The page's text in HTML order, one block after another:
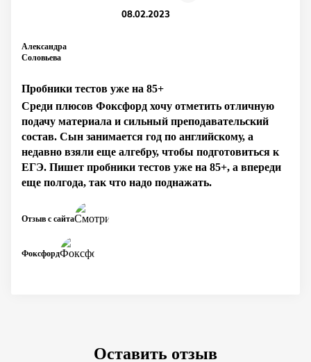
Александра
Соловьева
08.02.2023
Пробники тестов уже на 85+
Среди плюсов Фоксфорд хочу отметить отличную
подачу материала и сильный преподавательский
состав. Сын занимается год по английскому, а
недавно взяли еще алгебру, чтобы подготовиться к
ЕГЭ. Пишет пробники тестов уже на 85+, а впереди
еще полгода, так что надо поднажать.
Фоксфорд
Отзыв с сайта
Оставить отзыв